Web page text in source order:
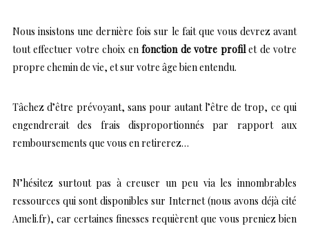
Nous insistons une dernière fois sur le fait que vous devrez avant
tout effectuer votre choix enfonction de votre profilet de votre
propre chemin de vie, et sur votre âge bien entendu.
Tâchez d’être prévoyant, sans pour autant l’être de trop, ce qui
engendrerait des frais disproportionnés par rapport aux
remboursements que vous en retirerez…
N’hésitez surtout pas à creuser un peu via les innombrables
ressources qui sont disponibles sur Internet (nous avons déjà cité
Ameli.fr), car certaines finesses requièrent que vous preniez bien